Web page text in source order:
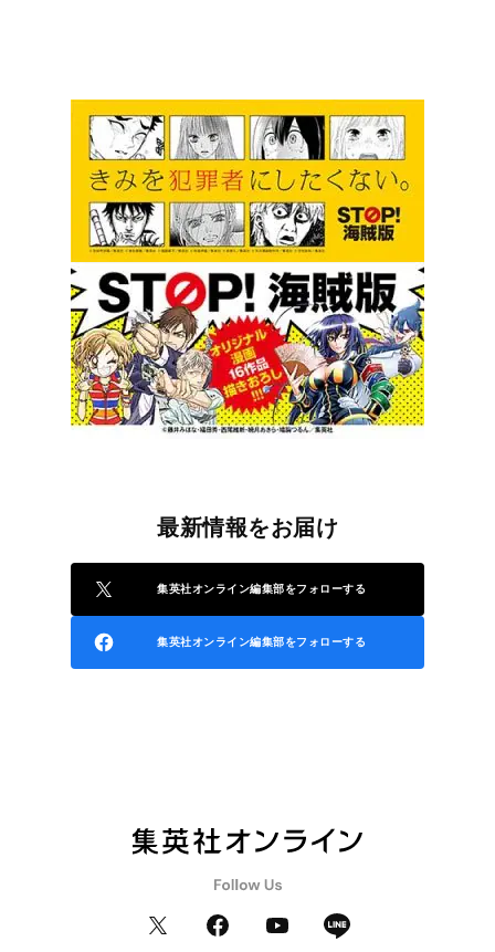
最新情報をお届け
集英社オンライン編集部をフォローする
集英社オンライン編集部をフォローする